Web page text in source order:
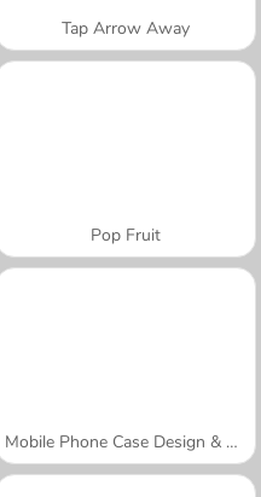
Tap Arrow Away
Pop Fruit
Mobile Phone Case Design & DIY